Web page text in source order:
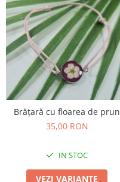
Brățară cu floarea de prun
35,00 RON
IN STOC
VEZI VARIANTE